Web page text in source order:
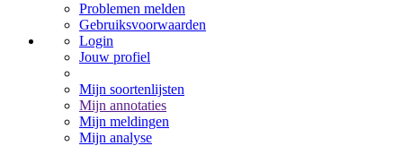
Problemen melden
Gebruiksvoorwaarden
Login
Jouw profiel
Mijn soortenlijsten
Mijn annotaties
Mijn meldingen
Mijn analyse